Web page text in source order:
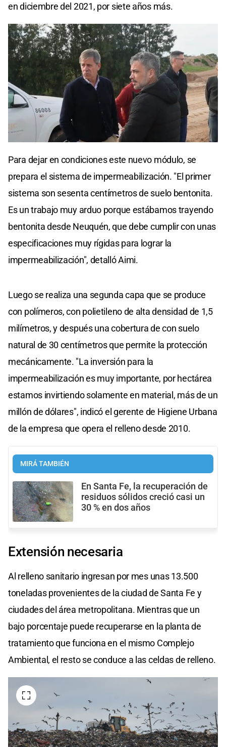
en diciembre del 2021, por siete años más.
Para dejar en condiciones este nuevo módulo, se
prepara el sistema de impermeabilización. "El primer
sistema son sesenta centímetros de suelo bentonita.
Es un trabajo muy arduo porque estábamos trayendo
bentonita desde Neuquén, que debe cumplir con unas
especificaciones muy rígidas para lograr la
impermeabilización", detalló Aimi.
Luego se realiza una segunda capa que se produce
con polímeros, con polietileno de alta densidad de 1,5
milímetros, y después una cobertura de con suelo
natural de 30 centímetros que permite la protección
mecánicamente. "La inversión para la
impermeabilización es muy importante, por hectárea
estamos invirtiendo solamente en material, más de un
millón de dólares", indicó el gerente de Higiene Urbana
de la empresa que opera el relleno desde 2010.
MIRÁ TAMBIÉN
En Santa Fe, la recuperación de
residuos sólidos creció casi un
30 % en dos años
Extensión necesaria
Al relleno sanitario ingresan por mes unas 13.500
toneladas provenientes de la ciudad de Santa Fe y
ciudades del área metropolitana. Mientras que un
bajo porcentaje puede recuperarse en la planta de
tratamiento que funciona en el mismo Complejo
Ambiental, el resto se conduce a las celdas de relleno.